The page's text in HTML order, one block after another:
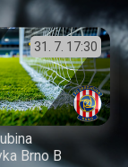
31. 7. 17:30
Brno B